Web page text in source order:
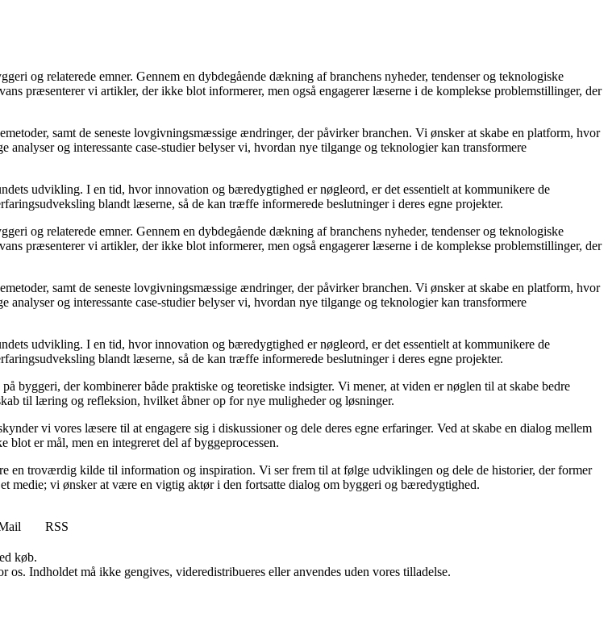
og relaterede emner. Gennem en dybdegående dækning af branchens nyheder, tendenser og teknologiske
præsenterer vi artikler, der ikke blot informerer, men også engagerer læserne i de komplekse problemstillinger, der
samt de seneste lovgivningsmæssige ændringer, der påvirker branchen. Vi ønsker at skabe en platform, hvor
og interessante case-studier belyser vi, hvordan nye tilgange og teknologier kan transformere
udvikling. I en tid, hvor innovation og bæredygtighed er nøgleord, er det essentielt at kommunikere de
blandt læserne, så de kan træffe informerede beslutninger i deres egne projekter.
og relaterede emner. Gennem en dybdegående dækning af branchens nyheder, tendenser og teknologiske
præsenterer vi artikler, der ikke blot informerer, men også engagerer læserne i de komplekse problemstillinger, der
samt de seneste lovgivningsmæssige ændringer, der påvirker branchen. Vi ønsker at skabe en platform, hvor
og interessante case-studier belyser vi, hvordan nye tilgange og teknologier kan transformere
udvikling. I en tid, hvor innovation og bæredygtighed er nøgleord, er det essentielt at kommunikere de
blandt læserne, så de kan træffe informerede beslutninger i deres egne projekter.
byggeri, der kombinerer både praktiske og teoretiske indsigter. Vi mener, at viden er nøglen til at skabe bedre
til læring og refleksion, hvilket åbner op for nye muligheder og løsninger.
vi vores læsere til at engagere sig i diskussioner og dele deres egne erfaringer. Ved at skabe en dialog mellem
er mål, men en integreret del af byggeprocessen.
troværdig kilde til information og inspiration. Vi ser frem til at følge udviklingen og dele de historier, der former
medie; vi ønsker at være en vigtig aktør i den fortsatte dialog om byggeri og bæredygtighed.
RSS
køb.
Indholdet må ikke gengives, videredistribueres eller anvendes uden vores tilladelse.